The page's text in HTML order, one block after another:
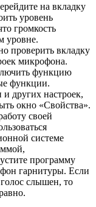
на вкладку
уровень
громкость
уровне.
проверить вкладку
микрофона.
функцию
функции.
других настроек,
окно «Свойства».
своей
системе
программу
гарнитуры. Если
слышен, то